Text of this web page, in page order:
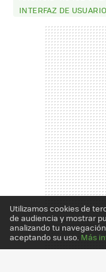
INTERFAZ DE USUARIO
Utilizamos cookies de
de audiencia y mostrar
analizando tu
aceptando su uso. Más